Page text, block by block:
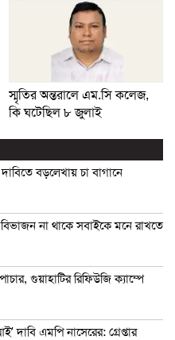
স্মৃতির অন্তরালে এম.সি কলেজ,
কি ঘটেছিল ৮ জুলাই
বড়লেখায় চা বাগানে
বিভাজন না থাকে সবাইকে মনে রাখতে
গুয়াহাটির রিফিউজি ক্যাম্পে
দাবি এমপি নাসেরের: গ্রেপ্তার